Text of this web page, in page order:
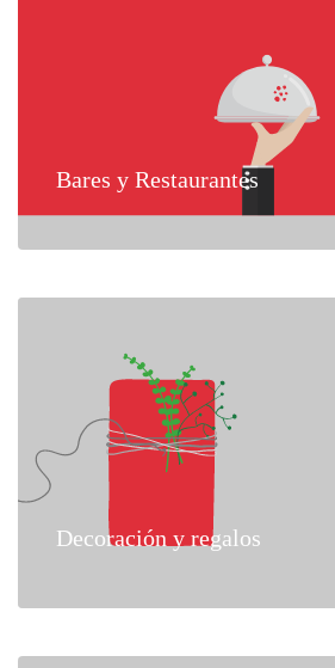
Bares y Restaurantes
Decoración y regalos